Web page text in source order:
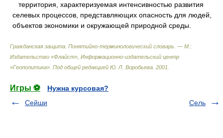
территория, характеризуемая интенсивностью развития
селевых процессов, представляющих опасность для людей,
объектов экономики и окружающей природной среды.
Гражданская защита. Понятийно-терминологический словарь. — М.:
Издательство «Флайст», Информационно-издательский центр
«Геополитика» Под общей редакцией Ю. Л. Воробьева 2001
Игры ⚽
Нужна курсовая?
Сейши
Сель